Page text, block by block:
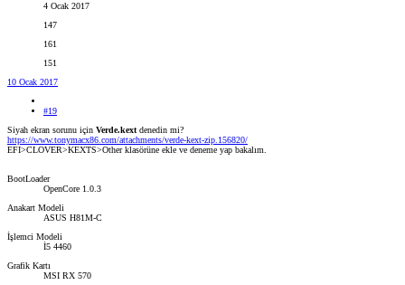
4 Ocak 2017
147
161
151
10 Ocak 2017
#19
Siyah ekran sorunu için Verde.kextdenedin mi?
https://www.tonymacx86.com/attachments/verde-kext-zip.156820/
EFI>CLOVER>KEXTS>Other klasörüne ekle ve deneme yap bakalım.
BootLoader
OpenCore 1.0.3
Anakart Modeli
ASUS H81M-C
İşlemci Modeli
İ5 4460
Grafik Kartı
MSI RX 570